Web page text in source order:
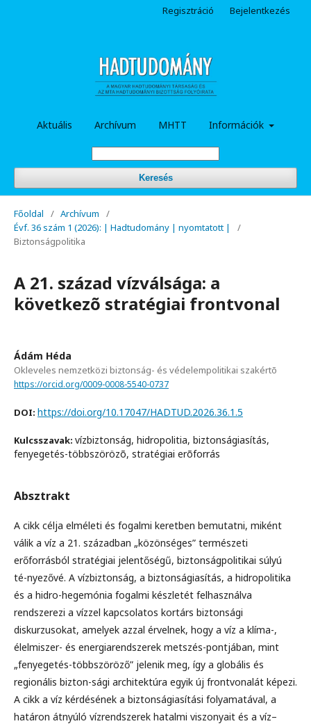
Aktuális Archívum MHTT Információk
Keresés
Regisztráció Bejelentkezés
Főoldal / Archívum
/
Évf. 36 szám 1 (2026): | Hadtudomány | nyomtatott |
/
Biztonságpolitika
A 21. század vízválsága: a
következõ stratégiai frontvonal
Ádám Héda
Okleveles nemzetközi biztonság- és védelempolitikai szakértõ
https://orcid.org/0009-0008-5540-0737
DOI: https://doi.org/10.17047/HADTUD.2026.36.1.5
Kulcsszavak: vízbiztonság, hidropolitia, biztonságiasítás,
fenyegetés-többszörözõ, stratégiai erõforrás
Absztrakt
A cikk célja elméleti és fogalmi keretben bemutatni, miként
válik a víz a 21. században „közönséges” természeti
erőforrásból stratégiai jelentőségű, biztonságpolitikai súlyú
té-nyezővé. A vízbiztonság, a biztonságiasítás, a hidropolitika
és a hidro-hegemónia fogalmi készletét felhasználva
rendszerezi a vízzel kapcsolatos kortárs biztonsági
diskurzusokat, amelyek azzal érvelnek, hogy a víz a klíma-,
élelmiszer- és energiarendszerek metszés-pontjában, mint
„fenyegetés-többszöröző” jelenik meg, így a globális és
regionális bizton-sági architektúra egyik új frontvonalát képezi.
A cikk a víz kérdésének a biztonságiasítási folyamatával, a
határon átnyúló vízrendszerek hatalmi viszonyait és a víz–